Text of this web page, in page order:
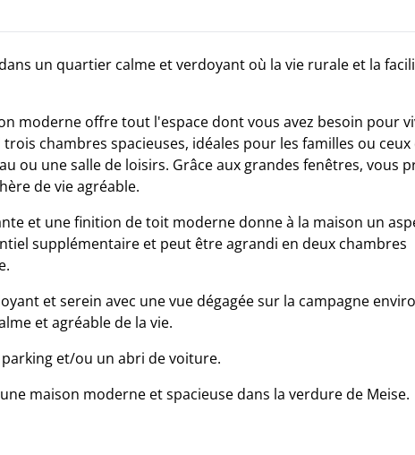
un quartier calme et verdoyant où la vie rurale et la
moderne offre tout l'espace dont vous avez besoin pour
chambres spacieuses, idéales pour les familles ou ceux
ou une salle de loisirs. Grâce aux grandes fenêtres, vous
de vie agréable.
et une finition de toit moderne donne à la maison un
supplémentaire et peut être agrandi en deux chambres
et serein avec une vue dégagée sur la campagne
et agréable de la vie.
et/ou un abri de voiture.
maison moderne et spacieuse dans la verdure de Meise.